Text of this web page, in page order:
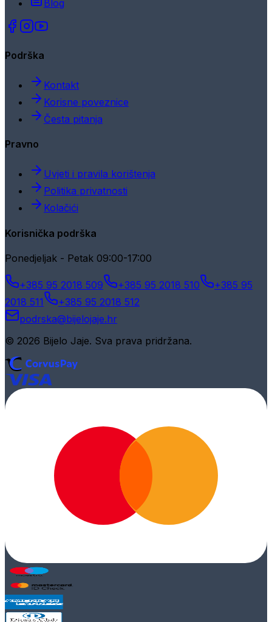
Blog
Podrška
Kontakt
Korisne poveznice
Česta pitanja
Pravno
Uvjeti i pravila korištenja
Politika privatnosti
Kolačići
Korisnička podrška
Ponedjeljak - Petak 09:00-17:00
+385 95 2018 509 +385 95 2018 510
+385 95
2018 511
+385 95 2018 512
podrska@bijelojaje.hr
© 2026 Bijelo Jaje. Sva prava pridržana.